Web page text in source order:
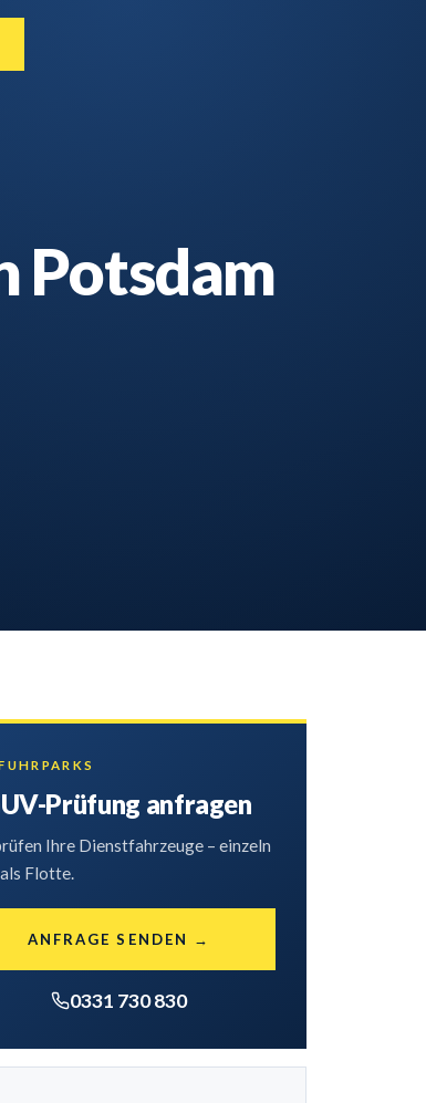
Potsdam
Prüfung anfragen
Ihre Dienstfahrzeuge – einzeln
Flotte.
ANFRAGE SENDEN →
0331 730 830